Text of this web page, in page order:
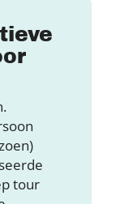
tour